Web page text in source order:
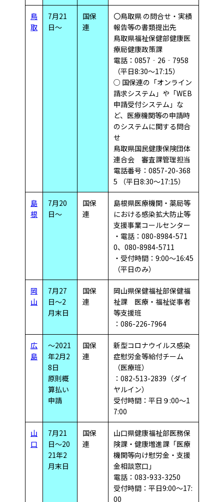
鳥
取
7月21
日～
国保
連
〇鳥取県 の問合せ・実績
報告等の書類提出先
鳥取県福祉保健部健康医
療局健康政策課
電話：0857‐26‐7958
（平日8:30～17:15）
○ 国保連の「オンライン
請求システム」や「WEB
申請受付システム」な
ど、医療機関等の申請時
のシステムに関する問合
せ
鳥取県国民健康保険団体
連合会 審査課管理担当
電話番号：0857-20-368
5 （平日8:30～17:15）
島
根
7月20
日～
国保
連
島根県医療機関・薬局等
における感染拡大防止等
支援事業コールセンター
・電話：080-8984-571
0、080-8984-5711
・受付時間：9:00～16:45
（平日のみ）
岡
山
7月27
日～2
月末日
国保
連
岡山県保健福祉部保健福
祉課 医療・福祉従事者
等支援班
：086-226-7964
広
島
～2021
年2月2
8日
原則概
算払い
申請
国保
連
新型コロナウイルス感染
症慰労金等給付チーム
（医療班）
：082-513-2839（ダイ
ヤルイン）
受付時間：平日９:00～1
7:00
山
口
7月21
日～20
21年2
月末日
国保
連
山口県健康福祉部医務保
険課・健康増進課「医療
機関等向け慰労金・支援
金相談窓口」
電話：083-933-3250
受付時間：平日9:00～17:
00